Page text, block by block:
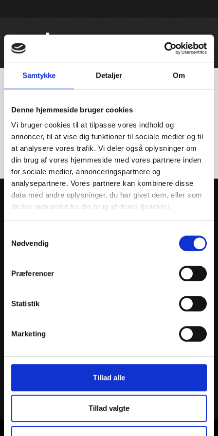
Samtykke Detaljer Om
Denne hjemmeside bruger cookies
Vi bruger cookies til at tilpasse vores indhold og
annoncer, til at vise dig funktioner til sociale medier og til
at analysere vores trafik. Vi deler også oplysninger om
din brug af vores hjemmeside med vores partnere inden
for sociale medier, annonceringspartnere og
analysepartnere. Vores partnere kan kombinere disse
data med andre oplysninger, du har givet dem, eller som
de har indsamlet fra din brug af deres tjenester.
Nødvendig
Præferencer
Statistik
Marketing
Tillad alle
Tillad valgte
Hej verden!
Velkommen til WordPress. Dette er dit første indlæg.
Rediger eller slet det, og begynd herefter med at skrive!
Skriv et svar
Du skal værelogget ind for at skrive en kommentar.
Kontakt:
6705 Esbjerg Ø